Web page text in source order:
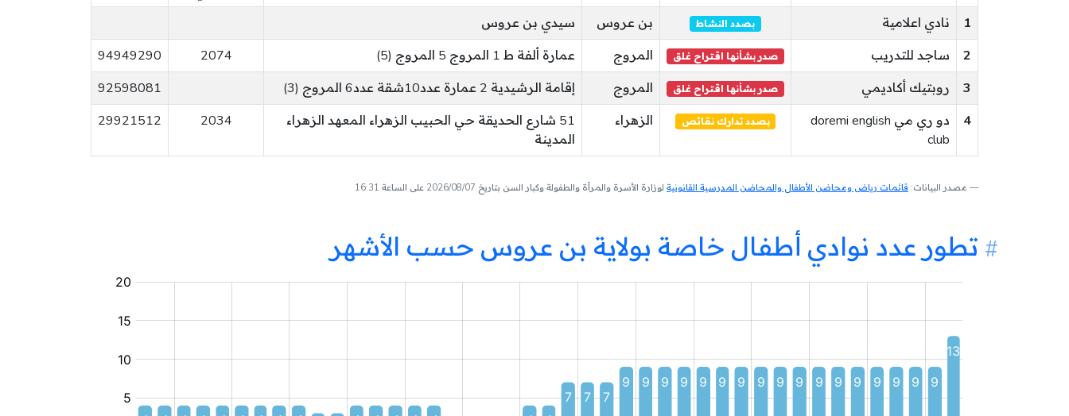
1 نادي اعلامية بصدد النشاط بن عروس
سيدي بن عروس
2
ساجد للتدريب صدر بشأنها اقتراح غلق المروج عمارة ألفة ط 1 المروج 5 المروج (5) 2074
94949290
3
روبتيك أكاديمي صدر بشأنها اقتراح غلق المروج إقامة الرشيدية 2 عمارة عدد10شقة عدد6 المروج (3)
92598081
4
دو ري مي doremi english
club
بصدد تدارك نقائص الزهراء
51 شارع الحديقة حي الحبيب الزهراء المعهد الزهراء
المدينة
2034
29921512
مصدر البيانات: قائمات رياض ومحاضن الأطفال والمحاضن المدرسية القانونية لوزارة الأسرة والمرأة والطفولة وكبار السن بتاريخ 2026/08/07 على الساعة 16:31
تطور عدد نوادي أطفال خاصة بولاية بن عروس حسب الأشهر
خاص